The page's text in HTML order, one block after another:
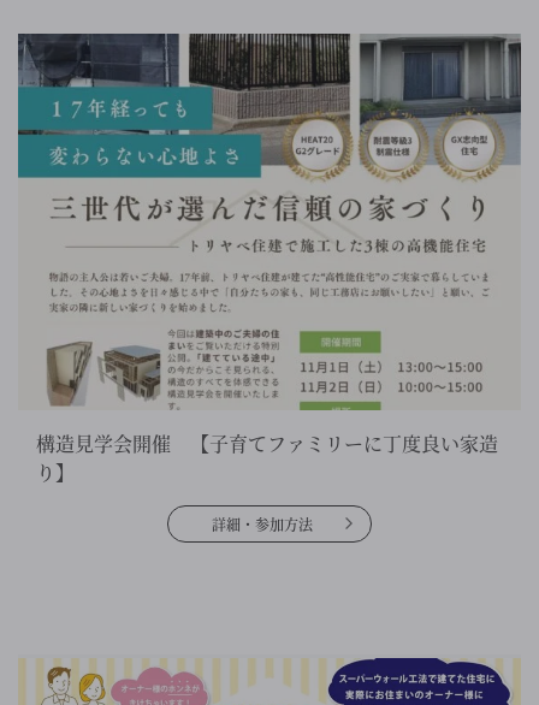
構造見学会開催 【子育てファミリーに丁度良い家造
り】
詳細・参加方法